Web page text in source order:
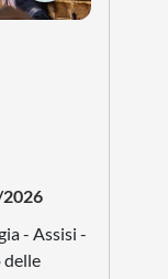
- Assisi -
delle